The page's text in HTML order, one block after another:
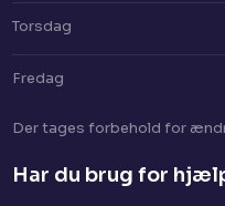
Torsdag
Fredag
Der tages for​behold for
Har du brug for